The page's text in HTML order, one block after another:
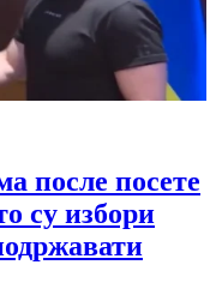
после посете
су избори